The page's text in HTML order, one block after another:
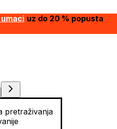
uz do 20 % popusta
pretraživanja